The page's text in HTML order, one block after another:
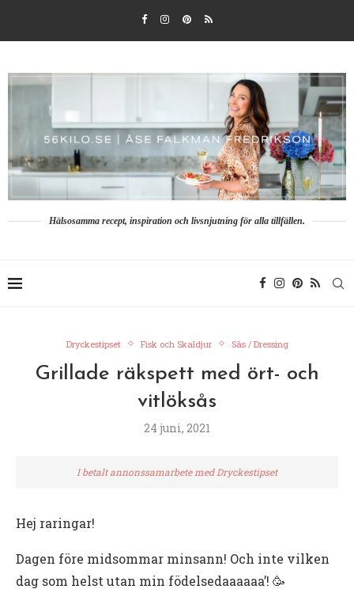
Hälsosamma recept, inspiration och livsnjutning för alla tillfällen.
Dryckestipset Fisk och Skaldjur Sås / Dressing
Grillade räkspett med ört- och
vitlöksås
24 juni, 2021
I betalt annonssamarbete med Dryckestipset
Hej raringar!
Dagen före midsommar minsann! Och inte vilken
dag som helst utan min födelsedaaaaaa’! 🥳